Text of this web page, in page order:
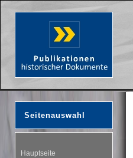
Seitenauswahl
Hauptseite